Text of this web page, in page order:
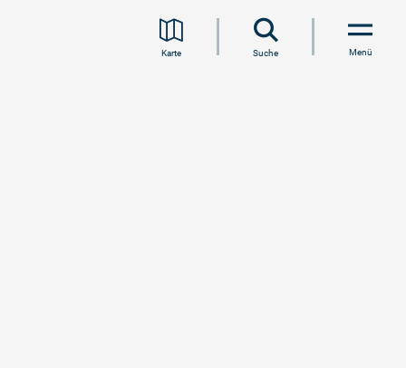
Karte Suche Menü